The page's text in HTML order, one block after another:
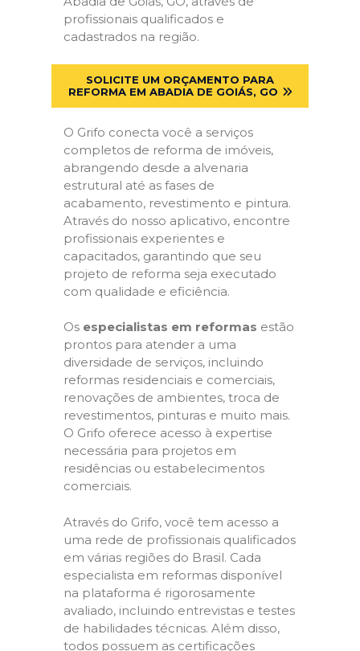
profissionais qualificados e
cadastrados na região.
SOLICITE UM ORÇAMENTO PARA
REFORMA EM ABADIA DE GOIÁS, GO
O Grifo conecta você a serviços
completos de reforma de imóveis,
abrangendo desde a alvenaria
estrutural até as fases de
acabamento, revestimento e pintura.
Através do nosso aplicativo, encontre
profissionais experientes e
capacitados, garantindo que seu
projeto de reforma seja executado
com qualidade e eficiência.
Os especialistas em reformas estão
prontos para atender a uma
diversidade de serviços, incluindo
reformas residenciais e comerciais,
renovações de ambientes, troca de
revestimentos, pinturas e muito mais.
O Grifo oferece acesso à expertise
necessária para projetos em
residências ou estabelecimentos
comerciais.
Através do Grifo, você tem acesso a
uma rede de profissionais qualificados
em várias regiões do Brasil. Cada
especialista em reformas disponível
na plataforma é rigorosamente
avaliado, incluindo entrevistas e testes
de habilidades técnicas. Além disso,
todos possuem as certificações